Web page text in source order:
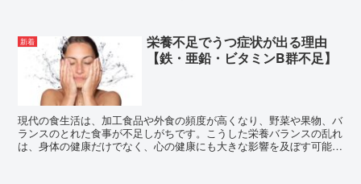
新着
栄養不足でうつ症状が出る理由
【鉄・亜鉛・ビタミンB群不足】
現代の食生活は、加工食品や外食の頻度が高くなり、野菜や果物、バ
ランスのとれた食事が不足しがちです。こうした栄養バランスの乱れ
は、身体の健康だけでなく、心の健康にも大きな影響を及ぼす可能性